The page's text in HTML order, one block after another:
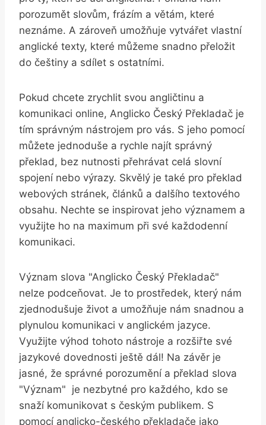
porozumět slovům, frázím a ⁢větám, které‌
neznáme. A⁤ zároveň umožňuje vytvářet vlastní ​
anglické‍ texty, které můžeme snadno přeložit
do ⁣češtiny a sdílet ⁢s ostatními.
Pokud chcete ⁣zrychlit svou angličtinu a
komunikaci online, ‌Anglicko Český Překladač je
⁤tím správným nástrojem⁣ pro vás. ⁤S jeho pomocí
můžete jednoduše a rychle⁤ najít správný
překlad, ​bez ‌nutnosti ⁢přehrávat celá ‌slovní‌
spojení​ nebo výrazy.⁢ Skvělý je také pro ⁢překlad
webových stránek, článků a dalšího‌ textového⁣
obsahu. Nechte se inspirovat‍ jeho významem a‌
využijte ho na maximum při své každodenní
komunikaci.
Význam slova "Anglicko ⁢Český Překladač"
nelze podceňovat. Je ⁢to prostředek, který nám
zjednodušuje život‌ a umožňuje nám​ snadnou ​a
plynulou komunikaci v anglickém jazyce.
Využijte ‍výhod tohoto nástroje a rozšiřte své
jazykové dovednosti ještě dál! Na závěr je
jasné, že‌ správné porozumění a překlad slova
"Význam" ‌ je nezbytné pro každého,⁢ kdo se
snaží komunikovat s českým publikem. S
pomocí anglicko-českého překladače jako ​